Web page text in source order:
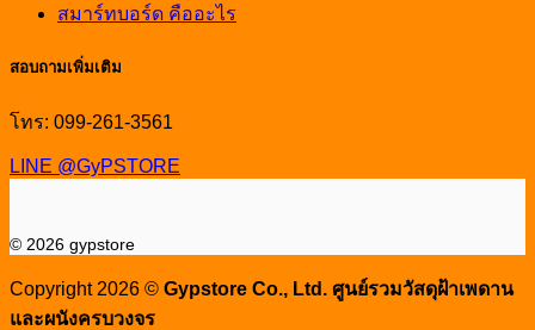
สมาร์ทบอร์ด คืออะไร
สอบถามเพิ่มเติม
โทร: 099-261-3561
LINE @GyPSTORE
© 2026 gypstore
Copyright 2026 © Gypstore Co., Ltd. ศูนย์รวมวัสดุฝ้าเพดาน
และผนังครบวงจร